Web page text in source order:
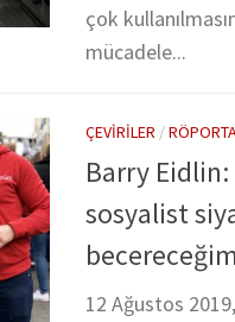
çok
mücadele...
ÇEVIRILER /
Barry
sosyalist
12 Ağustos